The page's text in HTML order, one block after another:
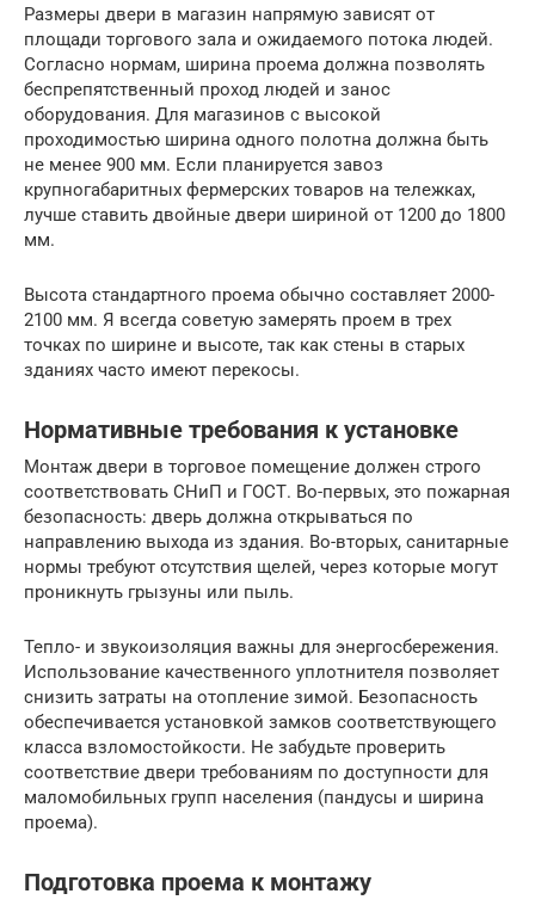
Размеры двери в магазин напрямую зависят от
площади торгового зала и ожидаемого потока людей.
Согласно нормам, ширина проема должна позволять
беспрепятственный проход людей и занос
оборудования. Для магазинов с высокой
проходимостью ширина одного полотна должна быть
не менее 900 мм. Если планируется завоз
крупногабаритных фермерских товаров на тележках,
лучше ставить двойные двери шириной от 1200 до 1800
мм.
Высота стандартного проема обычно составляет 2000-
2100 мм. Я всегда советую замерять проем в трех
точках по ширине и высоте, так как стены в старых
зданиях часто имеют перекосы.
Нормативные требования к установке
Монтаж двери в торговое помещение должен строго
соответствовать СНиП и ГОСТ. Во-первых, это пожарная
безопасность: дверь должна открываться по
направлению выхода из здания. Во-вторых, санитарные
нормы требуют отсутствия щелей, через которые могут
проникнуть грызуны или пыль.
Тепло- и звукоизоляция важны для энергосбережения.
Использование качественного уплотнителя позволяет
снизить затраты на отопление зимой. Безопасность
обеспечивается установкой замков соответствующего
класса взломостойкости. Не забудьте проверить
соответствие двери требованиям по доступности для
маломобильных групп населения (пандусы и ширина
проема).
Подготовка проема к монтажу